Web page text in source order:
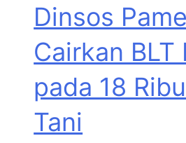
Dinsos
Cairkan BLT
pada 18
Tani